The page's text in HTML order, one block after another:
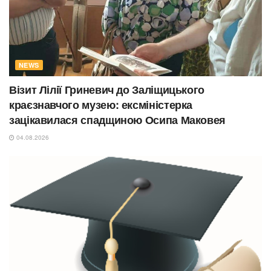
NEWS
Візит Лілії Гриневич до Заліщицького
краєзнавчого музею: ексміністерка
зацікавилася спадщиною Осипа Маковея
04.08.2026